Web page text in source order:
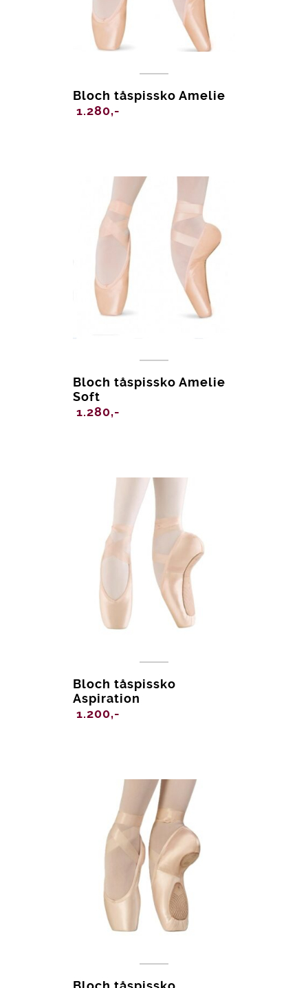
Bloch tåspissko Amelie
1.280,-
Bloch tåspissko Amelie
Soft
1.280,-
Bloch tåspissko
Aspiration
1.200,-